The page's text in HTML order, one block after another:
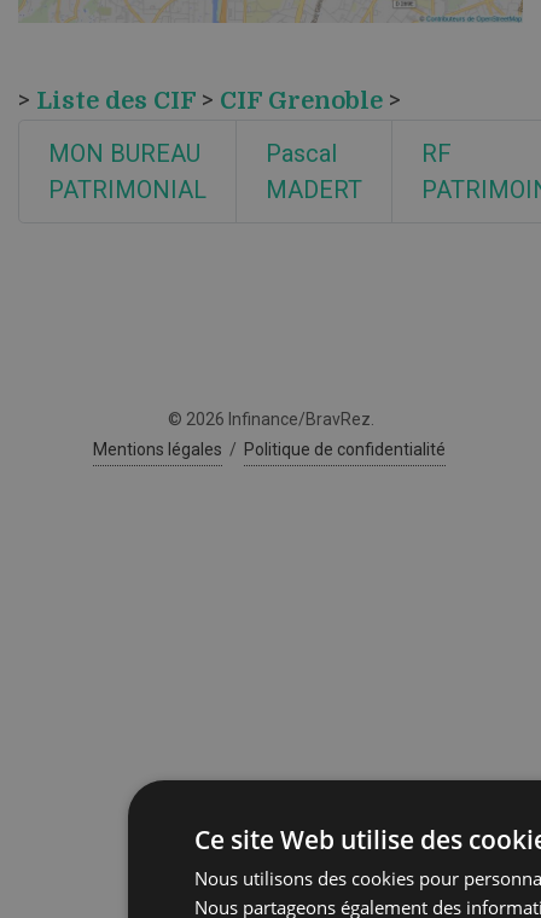
> Liste des CIF > CIF Grenoble >
MON BUREAU
PATRIMONIAL
Pascal
MADERT
RF
© 2026 Infinance/BravRez.
Mentions légales / Politique de confidentialité
Ce site Web utilise des
Nous utilisons des cookies pour
Nous partageons également des